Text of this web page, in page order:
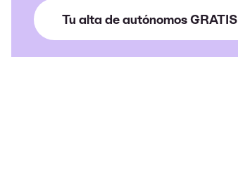
Tu alta de autónomos GRATIS